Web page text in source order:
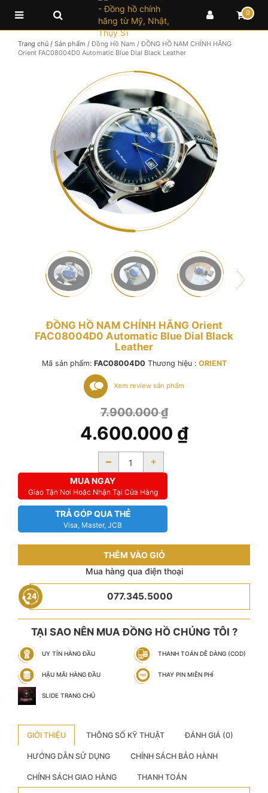
0
Trang chủ / Sản phẩm / Đồng Hồ Nam / ĐỒNG HỒ NAM CHÍNH HÃNG
Orient FAC08004D0 Automatic Blue Dial Black Leather
ĐỒNG HỒ NAM CHÍNH HÃNG Orient
FAC08004D0 Automatic Blue Dial Black
Leather
Mã sản phẩm: FAC08004D0 Thương hiệu : ORIENT
Xem review sản phẩm
7.900.000₫
4.600.000 ₫
- +
MUA NGAY
Giao Tận Nơi Hoặc Nhận Tại Cửa Hàng
TRẢ GÓP QUA THẺ
Visa, Master, JCB
THÊM VÀO GIỎ
Mua hàng qua điện thoại
077.345.5000
TẠI SAO NÊN MUA ĐỒNG HỒ CHÚNG TÔI ?
UY TÍN HÀNG ĐẦU THANH TOÁN DỄ DÀNG (COD)
HẬU MÃI HÀNG ĐẦU THAY PIN MIỄN PHÍ
SLIDE TRANG CHỦ
GIỚI THIỆU THÔNG SỐ KỸ THUẬT ĐÁNH GIÁ (0)
HƯỚNG DẪN SỬ DỤNG CHÍNH SÁCH BẢO HÀNH
CHÍNH SÁCH GIAO HÀNG THANH TOÁN